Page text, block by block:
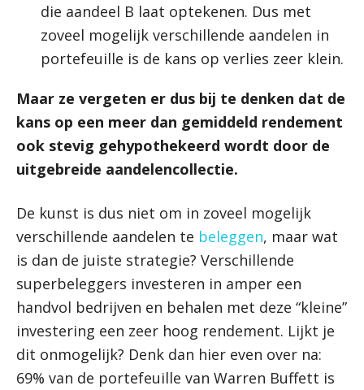
die aandeel B laat optekenen. Dus met
zoveel mogelijk verschillende aandelen in
portefeuille is de kans op verlies zeer klein.
Maar ze vergeten er dus bij te denken dat de
kans op een meer dan gemiddeld rendement
ook stevig gehypothekeerd wordt door de
uitgebreide aandelencollectie.
De kunst is dus niet om in zoveel mogelijk
verschillende aandelen te beleggen, maar wat
is dan de juiste strategie? Verschillende
superbeleggers investeren in amper een
handvol bedrijven en behalen met deze “kleine”
investering een zeer hoog rendement. Lijkt je
dit onmogelijk? Denk dan hier even over na:
69% van de portefeuille van Warren Buffett is